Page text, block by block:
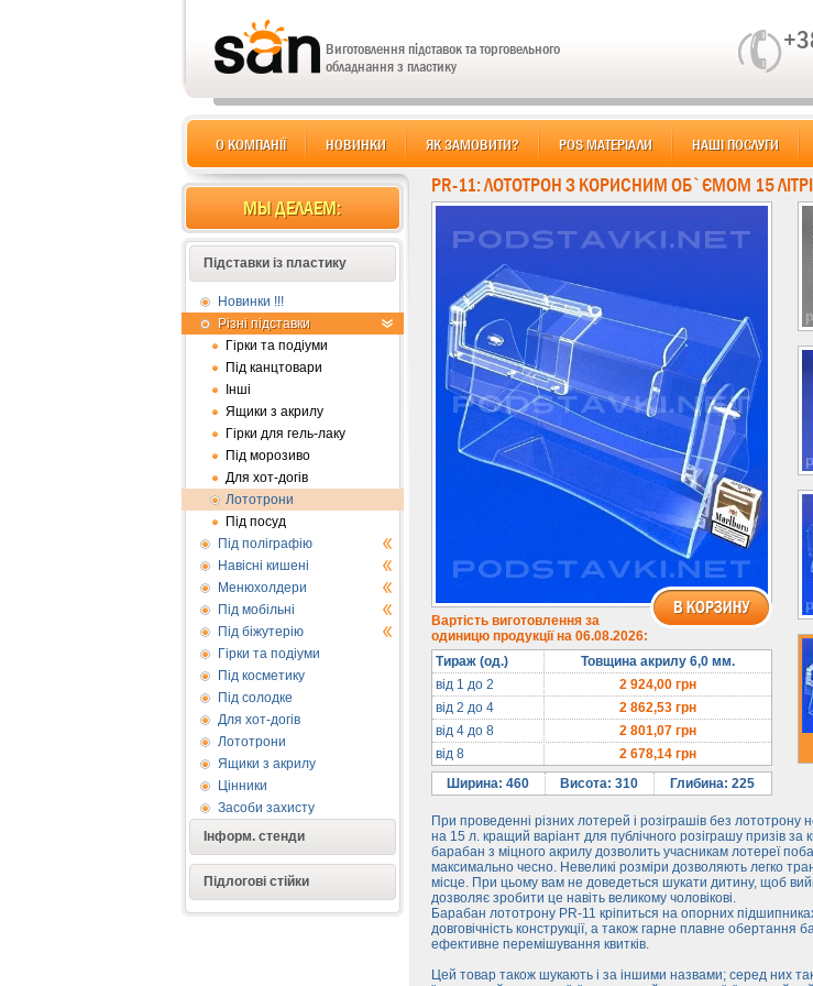
Виготовлення підставок та торговельного
обладнання з пластику
О КОМПАНІЇ НОВИНКИ ЯК ЗАМОВИТИ? POS МАТЕРІАЛИ НАШІ ПОСЛУГИ
МЫ ДЕЛАЕМ:
Підставки із пластику
Новинки !!!
Різні підставки
Гірки та подіуми
Під канцтовари
Інші
Ящики з акрилу
Гірки для гель-лаку
Під морозиво
Для хот-догів
Лототрони
Під посуд
Під поліграфію
Навісні кишені
Менюхолдери
Під мобільні
Під біжутерію
Гірки та подіуми
Під косметику
Під солодке
Для хот-догів
Лототрони
Ящики з акрилу
Цінники
Засоби захисту
Інформ. стенди
Підлогові стійки
PR-11: ЛОТОТРОН З КОРИСНИМ ОБ`ЄМОМ 15
Вартість виготовлення за
одиницю продукції на 06.08.2026:
Тираж (од.)
Товщина акрилу 6,0 мм.
від 1 до 2
2 924,00грн
від 2 до 4
2 862,53грн
від 4 до 8
2 801,07грн
від 8
2 678,14грн
Ширина: 460
Висота: 310 Глибина: 225
При проведенні різних лотерей і розіграшів без
на 15 л. кращий варіант для публічного розіграшу призів
барабан з міцного акрилу дозволить учасникам лотереї
максимально чесно. Невеликі розміри дозволяють легко
місце. При цьому вам не доведеться шукати дитину, щоб
дозволяє зробити це навіть великому чоловікові.
Барабан лототрону PR-11 кріпиться на опорних
довговічність конструкції, а також гарне плавне обертання
ефективне перемішування квитків.
Цей товар також шукають і за іншими назвами; серед них